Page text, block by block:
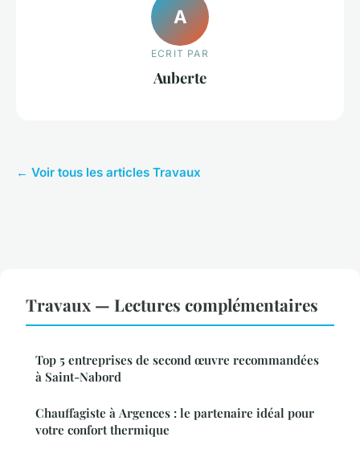
A
ECRIT PAR
Auberte
← Voir tous les articles Travaux
Travaux — Lectures complémentaires
Top 5 entreprises de second œuvre recommandées
à Saint-Nabord
Chauffagiste à Argences : le partenaire idéal pour
votre confort thermique